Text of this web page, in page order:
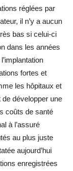
réglées par
il n’y a aucun
bas si celui-ci
dans les années
fortes et
les hôpitaux et
développer une
coûts de santé
à l’assuré
au plus juste
aujourd’hui
enregistrées